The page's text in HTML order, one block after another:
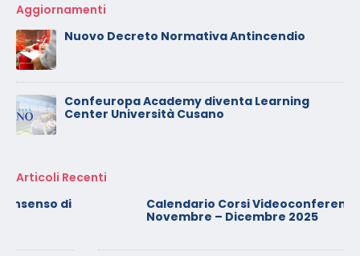
Aggiornamenti
Nuovo Decreto Normativa Antincendio
Confeuropa Academy diventa Learning
Center Università Cusano
Articoli Recenti
Calendario Corsi Videoconferenza
Novembre – Dicembre 2025